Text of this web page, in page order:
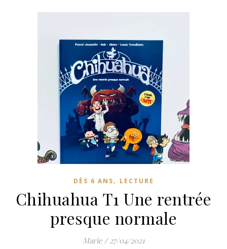
DÈS 6 ANS, LECTURE
Chihuahua T1 Une rentrée
presque normale
Marie / 27/04/2021